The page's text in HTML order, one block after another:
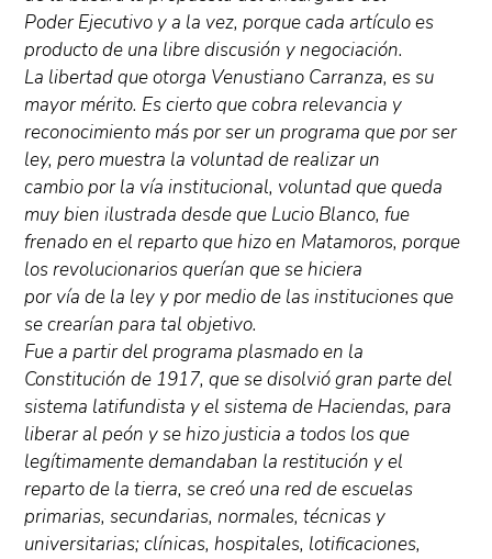
Poder Ejecutivo y a la vez, porque cada artículo es
producto de una libre discusión y negociación.
La libertad que otorga Venustiano Carranza, es su
mayor mérito. Es cierto que cobra relevancia y
reconocimiento más por ser un programa que por ser
ley, pero muestra la voluntad de realizar un
cambio por la vía institucional, voluntad que queda
muy bien ilustrada desde que Lucio Blanco, fue
frenado en el reparto que hizo en Matamoros, porque
los revolucionarios querían que se hiciera
por vía de la ley y por medio de las instituciones que
se crearían para tal objetivo.
Fue a partir del programa plasmado en la
Constitución de 1917, que se disolvió gran parte del
sistema latifundista y el sistema de Haciendas, para
liberar al peón y se hizo justicia a todos los que
legítimamente demandaban la restitución y el
reparto de la tierra, se creó una red de escuelas
primarias, secundarias, normales, técnicas y
universitarias; clínicas, hospitales, lotificaciones,